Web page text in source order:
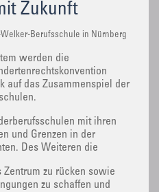
Zukunft
Berufsschule in Nürnberg
werden die
auf das Zusammenspiel der
mit ihren
und Grenzen in der
Des Weiteren die
Zentrum zu rücken sowie
zu schaffen und